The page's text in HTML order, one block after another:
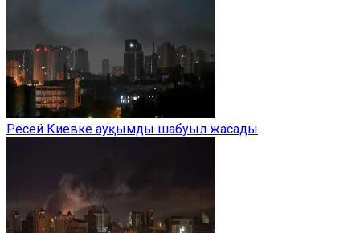
Ресей Киевке ауқымды шабуыл жасады